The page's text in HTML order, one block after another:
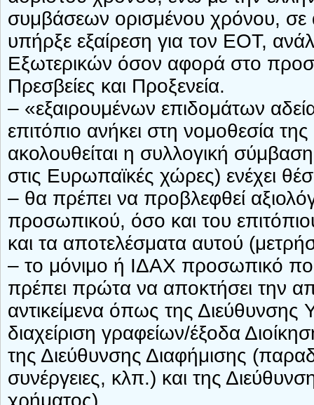
συμβάσεων ορισμένου χρόνου,
υπήρξε εξαίρεση για τον ΕΟΤ,
Εξωτερικών όσον αφορά στο
Πρεσβείες και Προξενεία.
– «εξαιρουμένων επιδομάτων
επιτόπιο ανήκει στη νομοθεσία
ακολουθείται η συλλογική
στις Ευρωπαϊκές χώρες) ενέχει
– θα πρέπει να προβλεφθεί
προσωπικού, όσο και του
και τα αποτελέσματα αυτού
– το μόνιμο ή ΙΔΑΧ προσωπικό
πρέπει πρώτα να αποκτήσει την
αντικείμενα όπως της
διαχείριση γραφείων/έξοδα
της Διεύθυνσης Διαφήμισης
συνέργειες, κλπ.) και της
χρήματος).